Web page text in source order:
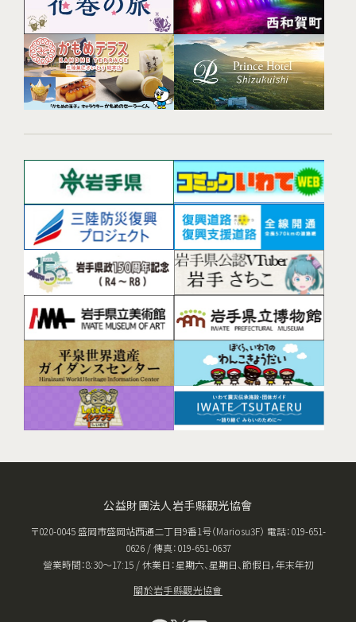
公益財團法人岩手縣觀光協會
〒020-0045 盛岡市盛岡站西通二丁目9番1号（Mariosu3F） 電話：019-651-
0626 / 傳真：019-651-0637
營業時間：8:30〜17:15 / 休業日：星期六、星期日、節假日，年末年初
關於岩手縣觀光協會